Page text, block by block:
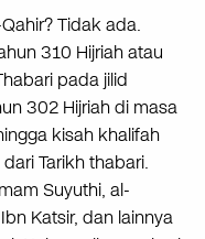
Tidak ada.
310 Hijriah atau
pada jilid
302 Hijriah di masa
kisah khalifah
Tarikh thabari.
Suyuthi, al-
Katsir, dan lainnya